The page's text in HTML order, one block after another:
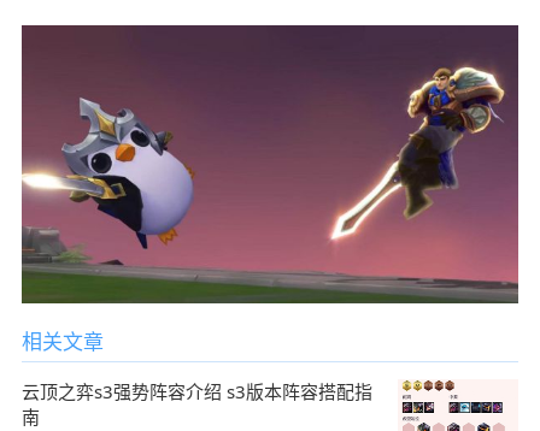
相关文章
云顶之弈s3强势阵容介绍 s3版本阵容搭配指
南